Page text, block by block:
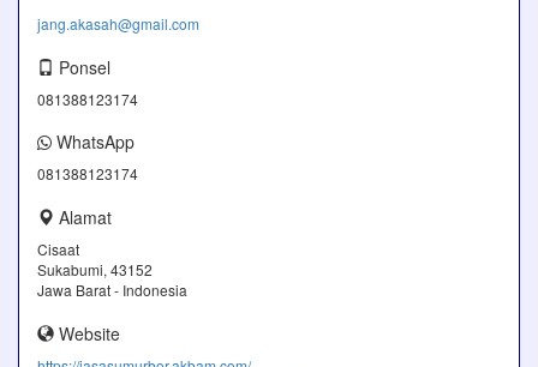
jang.akasah@gmail.com
Ponsel
081388123174
WhatsApp
081388123174
Alamat
Cisaat
Sukabumi, 43152
Jawa Barat - Indonesia
Website